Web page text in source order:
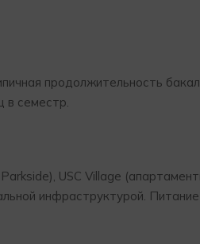
продолжительность
в семестр.
USC Village
инфраструктурой. Питание